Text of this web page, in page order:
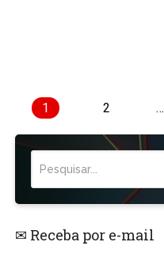
1 2 …
✉ Receba por e-mail